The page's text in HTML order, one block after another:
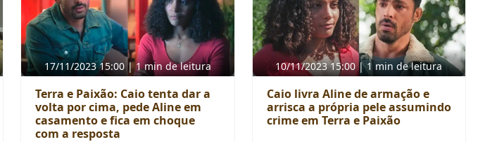
17/11/2023 15:00 | 1 min de leitura
Terra e Paixão: Caio tenta dar a
volta por cima, pede Aline em
casamento e fica em choque
com a resposta
10/11/2023 15:00 | 1 min de leitura
Caio livra Aline de armação e
arrisca a própria pele assumindo
crime em Terra e Paixão